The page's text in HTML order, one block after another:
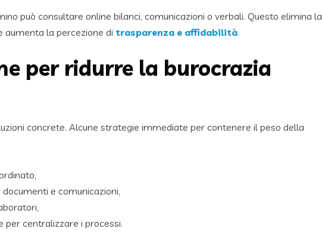
può consultare online bilanci, comunicazioni o verbali. Questo elimina la
aumenta la percezione di trasparenza e affidabilità.
per ridurre la burocrazia
concrete. Alcune strategie immediate per contenere il peso della
e comunicazioni,
centralizzare i processi.